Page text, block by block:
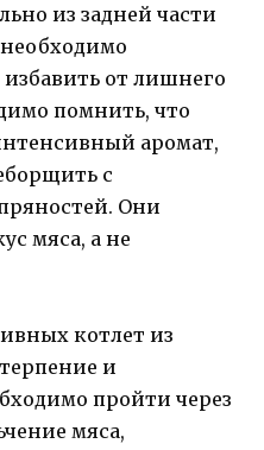
из задней части
от лишнего
помнить, что
аромат,
с
Они
мяса, а не
котлет из
и
пройти через
мяса,